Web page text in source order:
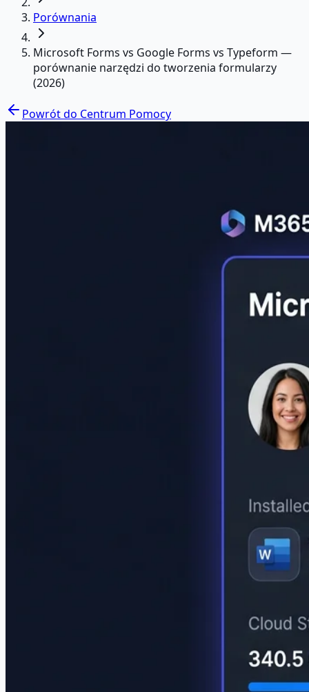
Porównania
Microsoft Forms vs Google Forms vs Typeform —
porównanie narzędzi do tworzenia formularzy
(2026)
Powrót do Centrum Pomocy